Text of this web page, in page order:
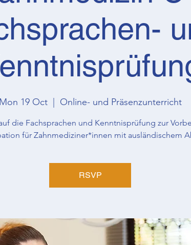
Mon 19 Oct
  |
Online- und Präsenzunterricht
die Fachsprachen und Kenntnisprüfung zur
für Zahnmediziner*innen mit ausländischem
RSVP